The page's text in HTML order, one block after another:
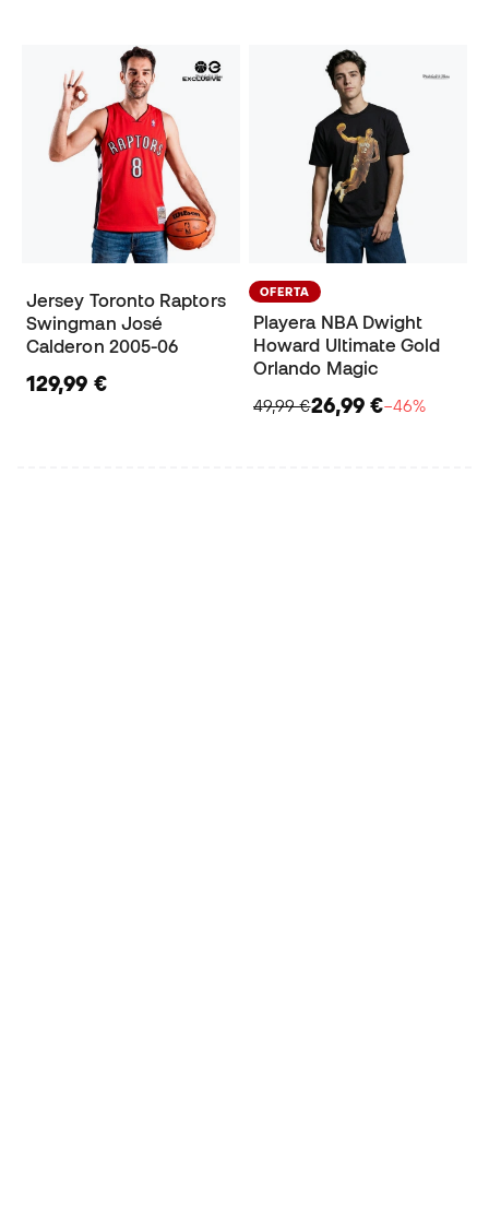
Jersey Toronto Raptors
Swingman José
Calderon 2005-06
129,99 €
OFERTA
Playera NBA Dwight
Howard Ultimate Gold
Orlando Magic
49,99 €26,99 €−46%